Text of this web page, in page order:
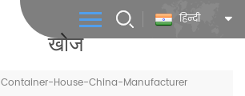
हिन्दी
खोज
Container-House-China-Manufacturer